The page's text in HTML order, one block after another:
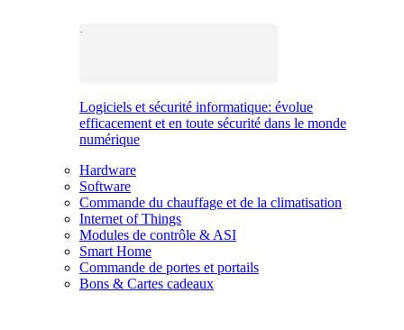
Logiciels et sécurité informatique: évolue
efficacement et en toute sécurité dans le monde
numérique
Hardware
Software
Commande du chauffage et de la climatisation
Internet of Things
Modules de contrôle & ASI
Smart Home
Commande de portes et portails
Bons & Cartes cadeaux